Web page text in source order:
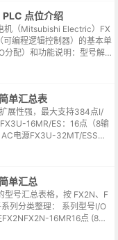
点位介绍
机（Mitsubishi Electric）FX
编程逻辑控制器）的基本单
分配）和功能说明：型号解
凑型PLC。1...
单汇总表
展性强，最大支持384点I/
16MR/ES：16点（8输
电源FX3U-32MT/ESS：3
管输出（漏型），DC...
单汇总
型号汇总表格，按 FX2N、F
列分类整理： 系列型号I/O
16MR16点 (8入/
元FX2N...